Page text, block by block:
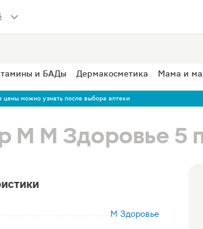
и БАДы Дермакосметика Мама и
цены можно узнать после выбора аптеки
М М Здоровье 5
М Здоровье